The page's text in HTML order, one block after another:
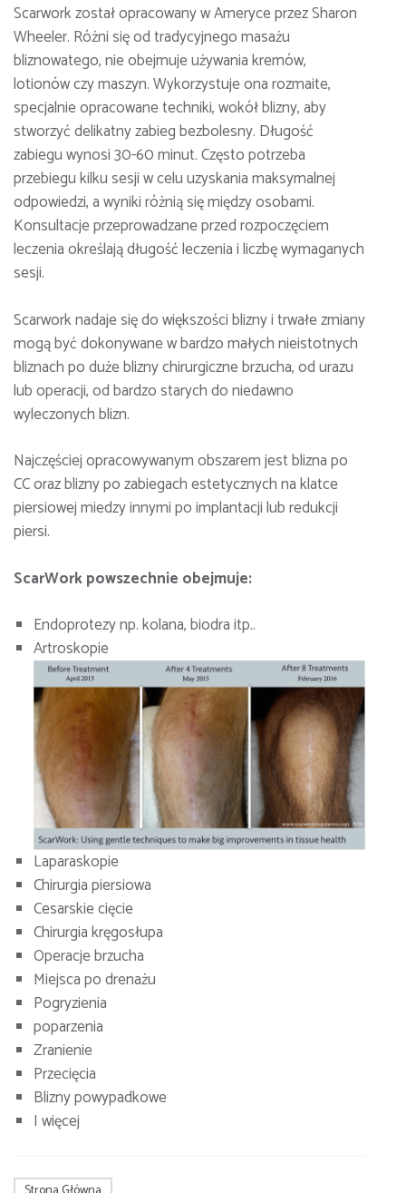
Scarwork został opracowany w Ameryce przez Sharon
Wheeler. Różni się od tradycyjnego masażu
bliznowatego, nie obejmuje używania kremów,
lotionów czy maszyn. Wykorzystuje ona rozmaite,
specjalnie opracowane techniki, wokół blizny, aby
stworzyć delikatny zabieg bezbolesny. Długość
zabiegu wynosi 30-60 minut. Często potrzeba
przebiegu kilku sesji w celu uzyskania maksymalnej
odpowiedzi, a wyniki różnią się między osobami.
Konsultacje przeprowadzane przed rozpoczęciem
leczenia określają długość leczenia i liczbę wymaganych
sesji.
Scarwork nadaje się do większości blizny i trwałe zmiany
mogą być dokonywane w bardzo małych nieistotnych
bliznach po duże blizny chirurgiczne brzucha, od urazu
lub operacji, od bardzo starych do niedawno
wyleczonych blizn.
Najczęściej opracowywanym obszarem jest blizna po
CC oraz blizny po zabiegach estetycznych na klatce
piersiowej miedzy innymi po implantacji lub redukcji
piersi.
ScarWork powszechnie obejmuje:
Endoprotezy np. kolana, biodra itp..
Artroskopie
Laparaskopie
Chirurgia piersiowa
Cesarskie cięcie
Chirurgia kręgosłupa
Operacje brzucha
Miejsca po drenażu
Pogryzienia
poparzenia
Zranienie
Przecięcia
Blizny powypadkowe
I więcej